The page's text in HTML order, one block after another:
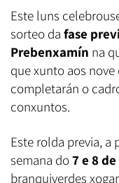
Este luns
sorteo da fase
Prebenxamín na
que xunto aos
completarán o
conxuntos.
Este rolda previa, a
semana do7 e 8
branquiverdes